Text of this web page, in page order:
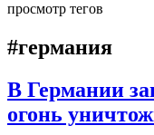
просмотр тегов
#германия
В Германии
огонь